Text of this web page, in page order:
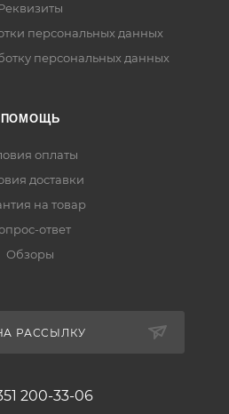
персональных данных
персональных данных
ПОМОЩЬ
оплаты
доставки
на товар
ответ
Обзоры
РАССЫЛКУ
200-33-06